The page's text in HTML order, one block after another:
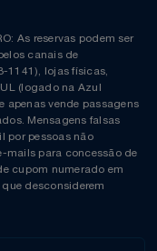
As reservas podem ser
canais de
1141), lojas físicas,
(logado na Azul
apenas vende passagens
Mensagens falsas
por pessoas não
mails para concessão de
cupom numerado em
desconsiderem